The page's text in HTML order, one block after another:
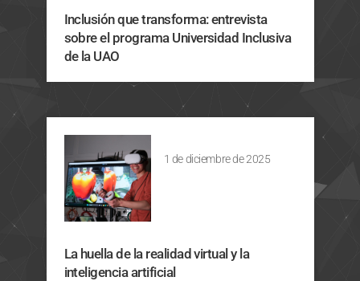
Inclusión que transforma: entrevista
sobre el programa Universidad Inclusiva
de la UAO
1 de diciembre de 2025
La huella de la realidad virtual y la
inteligencia artificial